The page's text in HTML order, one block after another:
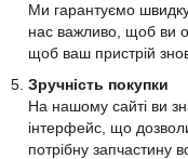
Ми гарантуємо швидку
нас важливо, щоб ви
щоб ваш пристрій
Зручність покупки
На нашому сайті ви
інтерфейс, що
потрібну запчастину